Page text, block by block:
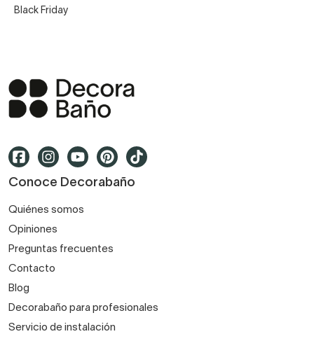
Black Friday
Conoce Decorabaño
Quiénes somos
Opiniones
Preguntas frecuentes
Contacto
Blog
Decorabaño para profesionales
Servicio de instalación